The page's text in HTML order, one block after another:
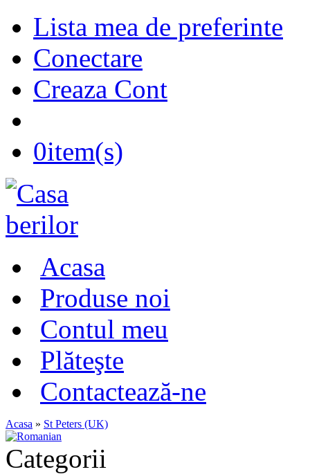
Lista mea de preferinte
Conectare
Creaza Cont
0item(s)
Acasa
Produse noi
Contul meu
Plăteşte
Contactează-ne
Acasa » St Peters (UK)
Categorii